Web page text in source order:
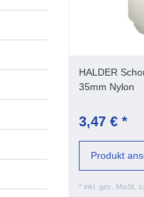
HALDER
35mm Nylon
3,47 € *
* inkl. ges. MwSt.
Produkt